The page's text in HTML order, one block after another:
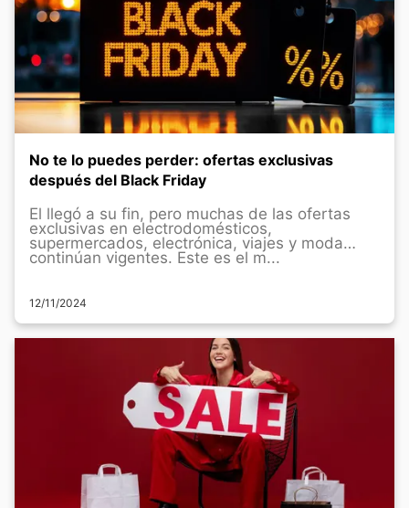
No te lo puedes perder: ofertas exclusivas
después del Black Friday
El llegó a su fin, pero muchas de las ofertas
exclusivas en electrodomésticos,
supermercados, electrónica, viajes y moda
continúan vigentes. Este es el m...
12/11/2024